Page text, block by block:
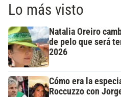
Lo más visto
Natalia Oreiro
de pelo que será
2026
Cómo era la
Roccuzzo con